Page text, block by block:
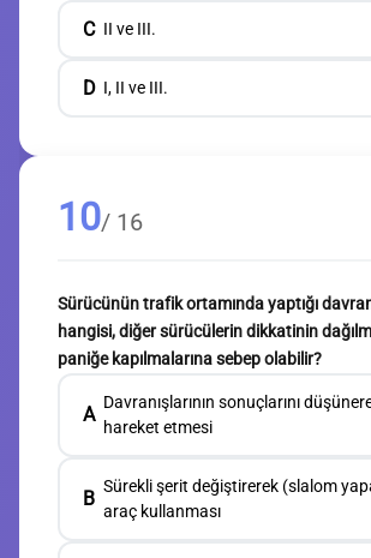
C II ve III.
D I, II ve III.
10/ 16
Sürücünün trafik ortamında yaptığı
hangisi, diğer sürücülerin dikkatinin
paniğe kapılmalarına sebep olabilir?
A
Davranışlarının sonuçlarını
hareket etmesi
B
Sürekli şerit değiştirerek (slalom
araç kullanması